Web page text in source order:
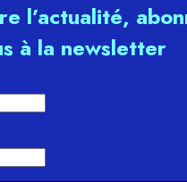
l’actualité,
à la newsletter